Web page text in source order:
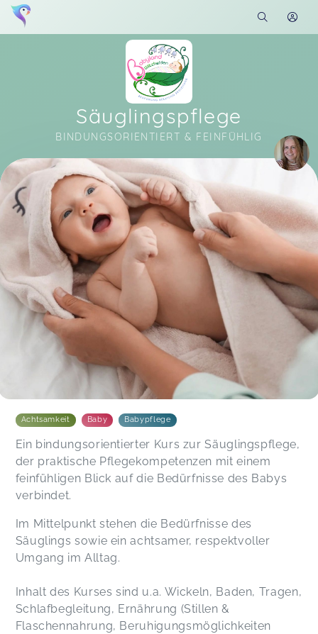
Säuglingspflege
BINDUNGSORIENTIERT & FEINFÜHLIG
Soon you will learn more about me here...
Achtsamkeit Baby Babypflege
Ein bindungsorientierter Kurs zur Säuglingspflege,
der praktische Pflegekompetenzen mit einem
feinfühligen Blick auf die Bedürfnisse des Babys
verbindet.
Im Mittelpunkt stehen die Bedürfnisse des
Säuglings sowie ein achtsamer, respektvoller
Umgang im Alltag.
Inhalt des Kurses sind u.a. Wickeln, Baden, Tragen,
Schlafbegleitung, Ernährung (Stillen &
Flaschennahrung, Beruhigungsmöglichkeiten